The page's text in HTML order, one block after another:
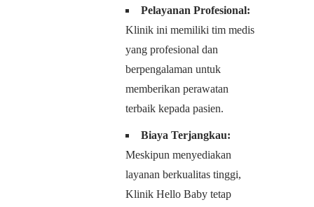
Pelayanan Profesional:
Klinik ini memiliki tim medis
yang profesional dan
berpengalaman untuk
memberikan perawatan
terbaik kepada pasien.
Biaya Terjangkau:
Meskipun menyediakan
layanan berkualitas tinggi,
Klinik Hello Baby tetap